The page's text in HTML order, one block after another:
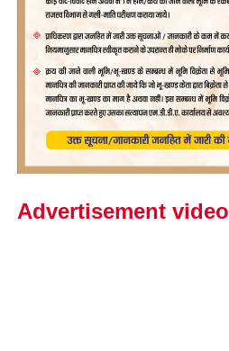
Advertisement video